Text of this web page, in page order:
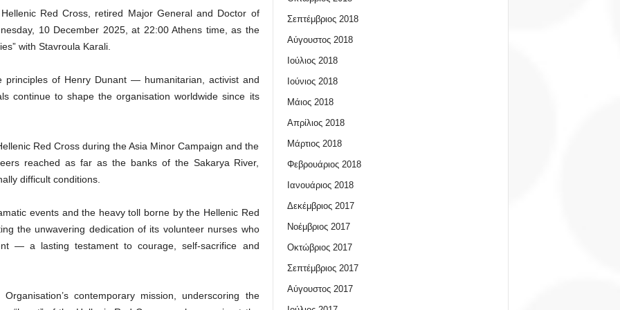
Red Cross, retired Major General and Doctor of
10 December 2025, at 22:00 Athens time, as the
with Stavroula Karali.
principles of Henry Dunant — humanitarian, activist and
continue to shape the organisation worldwide since its
Red Cross during the Asia Minor Campaign and the
reached as far as the banks of the Sakarya River,
difficult conditions.
events and the heavy toll borne by the Hellenic Red
the unwavering dedication of its volunteer nurses who
— a lasting testament to courage, self-sacrifice and
contemporary mission, underscoring the
Σεπτέμβριος 2018
Αύγουστος 2018
Ιούλιος 2018
Ιούνιος 2018
Μάιος 2018
Απρίλιος 2018
Μάρτιος 2018
Φεβρουάριος 2018
Ιανουάριος 2018
Δεκέμβριος 2017
Νοέμβριος 2017
Οκτώβριος 2017
Σεπτέμβριος 2017
Αύγουστος 2017